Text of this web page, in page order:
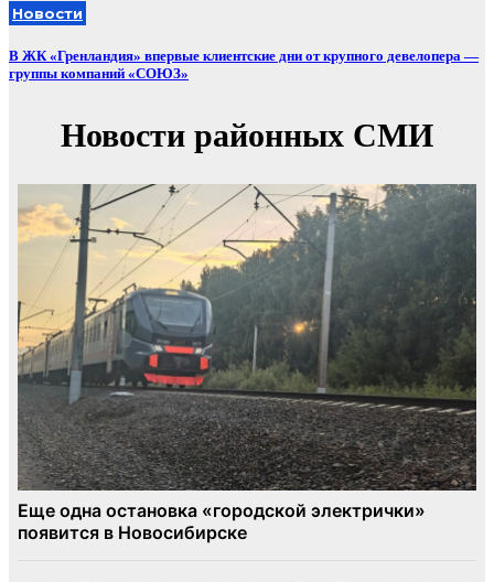
Новости
В ЖК «Гренландия» впервые клиентские дни от крупного девелопера —
группы компаний «СОЮЗ»